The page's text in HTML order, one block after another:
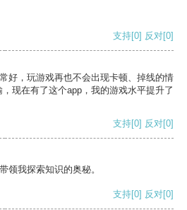
支持[0] 反对[0]
好，玩游戏再也不会出现卡顿、掉线的情
现在有了这个app，我的游戏水平提升了
支持[0] 反对[0]
领我探索知识的奥秘。
支持[0] 反对[0]